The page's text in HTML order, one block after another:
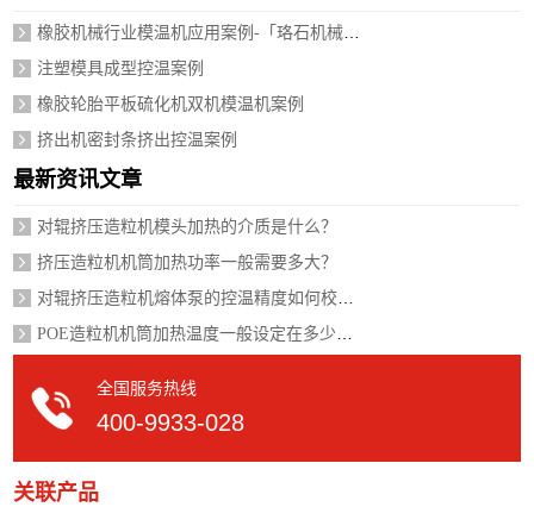
橡胶机械行业模温机应用案例-「珞石机械」视频介绍
注塑模具成型控温案例
橡胶轮胎平板硫化机双机模温机案例
挤出机密封条挤出控温案例
最新资讯文章
对辊挤压造粒机模头加热的介质是什么？
挤压造粒机机筒加热功率一般需要多大？
对辊挤压造粒机熔体泵的控温精度如何校准？
POE造粒机机筒加热温度一般设定在多少度？
全国服务热线
400-9933-028
关联产品